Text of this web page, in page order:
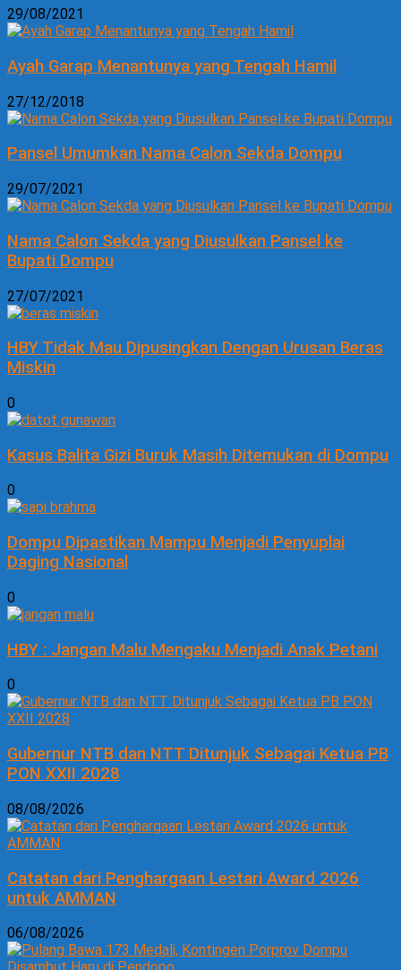
29/08/2021
Ayah Garap Menantunya yang Tengah Hamil
27/12/2018
Pansel Umumkan Nama Calon Sekda Dompu
29/07/2021
Nama Calon Sekda yang Diusulkan Pansel ke
Bupati Dompu
27/07/2021
HBY Tidak Mau Dipusingkan Dengan Urusan Beras
Miskin
0
Kasus Balita Gizi Buruk Masih Ditemukan di Dompu
0
Dompu Dipastikan Mampu Menjadi Penyuplai
Daging Nasional
0
HBY : Jangan Malu Mengaku Menjadi Anak Petani
0
Gubernur NTB dan NTT Ditunjuk Sebagai Ketua PB
PON XXII 2028
08/08/2026
Catatan dari Penghargaan Lestari Award 2026
untuk AMMAN
06/08/2026